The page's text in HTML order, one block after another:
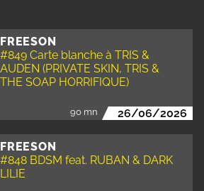
FREESON
#849 Carte blanche à TRIS &
AUDEN (PRIVATE SKIN, TRIS &
THE SOAP HORRIFIQUE)
90 mn 26/06/2026
FREESON
#848 BDSM feat. RUBAN & DARK
LILIE